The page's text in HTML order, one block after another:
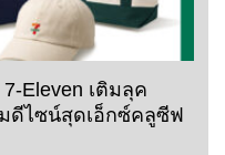
Eleven เติมลุค
ดีไซน์สุดเอ็กซ์คลูซีฟ